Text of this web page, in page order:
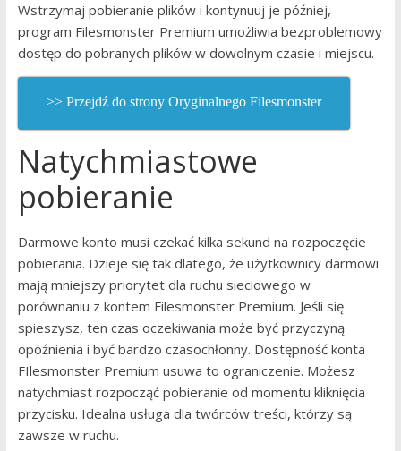
Wstrzymaj pobieranie plików i kontynuuj je później,
program Filesmonster Premium umożliwia bezproblemowy
dostęp do pobranych plików w dowolnym czasie i miejscu.
>> Przejdź do strony Oryginalnego Filesmonster
Natychmiastowe
pobieranie
Darmowe konto musi czekać kilka sekund na rozpoczęcie
pobierania. Dzieje się tak dlatego, że użytkownicy darmowi
mają mniejszy priorytet dla ruchu sieciowego w
porównaniu z kontem Filesmonster Premium. Jeśli się
spieszysz, ten czas oczekiwania może być przyczyną
opóźnienia i być bardzo czasochłonny. Dostępność konta
FIlesmonster Premium usuwa to ograniczenie. Możesz
natychmiast rozpocząć pobieranie od momentu kliknięcia
przycisku. Idealna usługa dla twórców treści, którzy są
zawsze w ruchu.